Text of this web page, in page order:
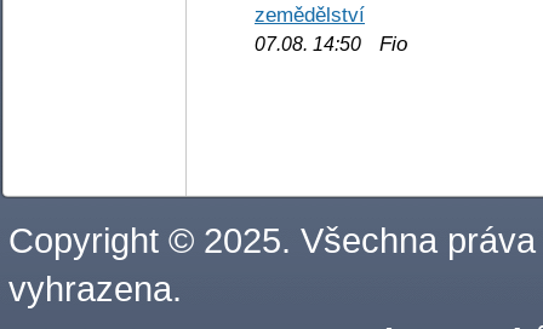
zemědělství
07.08. 14:50 Fio
Copyright © 2025. Všechna práva
vyhrazena.